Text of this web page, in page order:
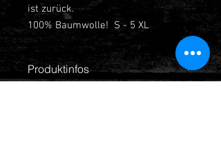
ist zurück.
100% Baumwolle! S - 5 XL
Limited Edition!
Produktinfos